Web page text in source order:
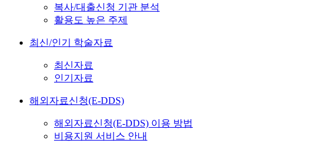
복사/대출신청 기관 분석
활용도 높은 주제
최신/인기 학술자료
최신자료
인기자료
해외자료신청(E-DDS)
해외자료신청(E-DDS) 이용 방법
비용지원 서비스 안내